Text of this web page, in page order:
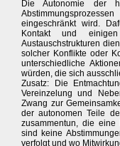
Die Autonomie der
eingeschränkt wird.
Kontakt und
Austauschstrukturen
solcher Konflikte oder
unterschiedliche
würden, die sich
Zusatz: Die
Vereinzelung und
Zwang zur
der autonomen Teile
zusammentun, die
sind keine
verfolgt und wo